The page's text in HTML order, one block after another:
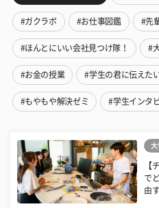
#ガクラボ #お仕事図鑑 #先
#ほんとにいい会社見つけ隊！ #
#お金の授業 #学生の君に伝えた
#もやもや解決ゼミ #学生インタ
大
【
で
由す